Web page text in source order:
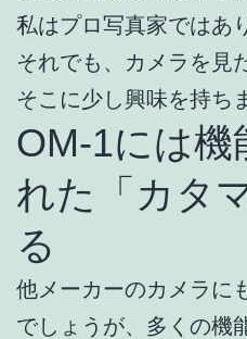
私はプロ写真家ではあ
それでも、カメラを見
そこに少し興味を持ち
OM-1には機
れた「カタ
る
他メーカーのカメラに
でしょうが、多くの機